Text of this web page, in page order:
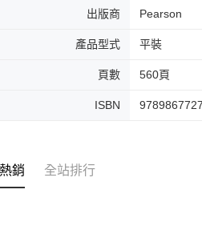
出版商 Pearson
產品型式 平裝
頁數 560頁
ISBN
銷 全站排行